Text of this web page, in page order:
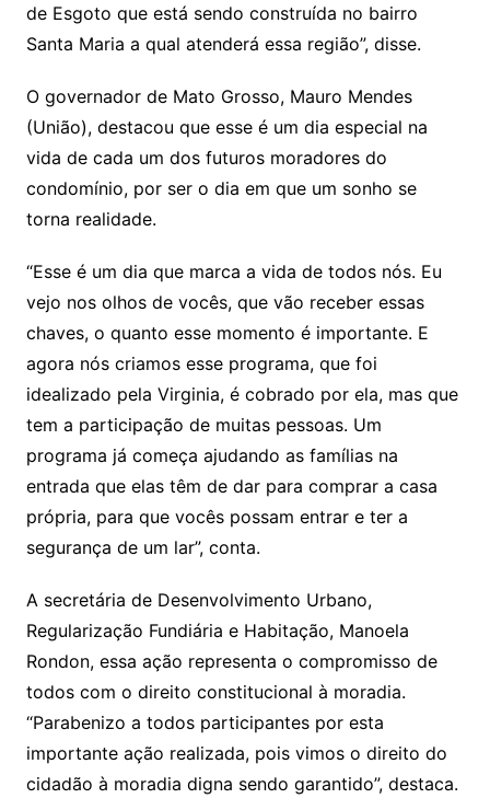
de Esgoto que está sendo construída no bairro
Santa Maria a qual atenderá essa região”, disse.
O governador de Mato Grosso, Mauro Mendes
(União), destacou que esse é um dia especial na
vida de cada um dos futuros moradores do
condomínio, por ser o dia em que um sonho se
torna realidade.
“Esse é um dia que marca a vida de todos nós. Eu
vejo nos olhos de vocês, que vão receber essas
chaves, o quanto esse momento é importante. E
agora nós criamos esse programa, que foi
idealizado pela Virginia, é cobrado por ela, mas que
tem a participação de muitas pessoas. Um
programa já começa ajudando as famílias na
entrada que elas têm de dar para comprar a casa
própria, para que vocês possam entrar e ter a
segurança de um lar”, conta.
A secretária de Desenvolvimento Urbano,
Regularização Fundiária e Habitação, Manoela
Rondon, essa ação representa o compromisso de
todos com o direito constitucional à moradia.
“Parabenizo a todos participantes por esta
importante ação realizada, pois vimos o direito do
cidadão à moradia digna sendo garantido”, destaca.